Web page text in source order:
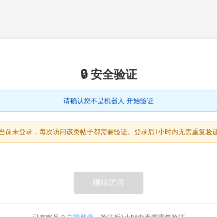
🔒 安全验证
请确认您不是机器人 开始验证
前未登录，每次访问该类帖子都需要验证。登录后1小时内无需重复验
继续访问